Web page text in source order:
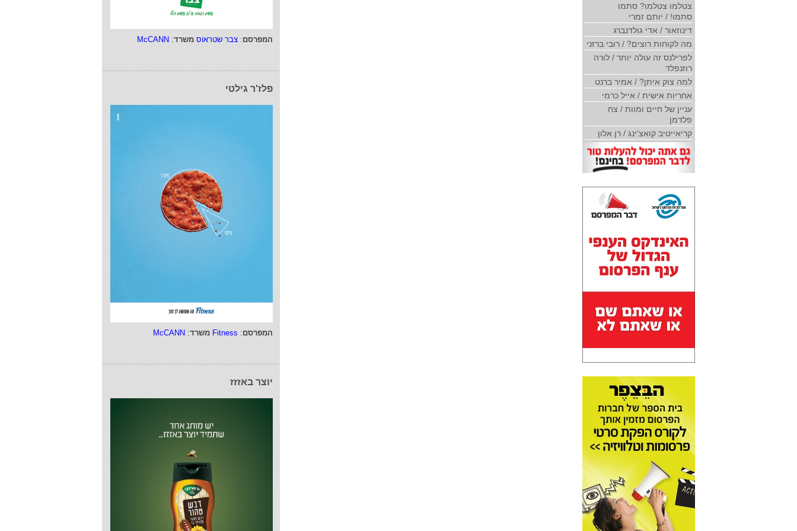
המפרסם: צבר שטראוס משרד:
McCANN
פלז'ר גילטי
המפרסם:
Fitness משרד:
McCANN
יוצר באזזז
צטלמו צטלמו? סתמו
סתמו! / יותם זמרי
דינוזאור / אדי גולדנברג
מה לקוחות רוצים? / רובי ברזני
לפרילנס זה עולה יותר / לורה
רוזנפלד
למה צוק איתן? / אמיר ברנט
אחריות אישית / אייל כרמי
עניין של חיים ומוות / צח
פלדמן
קריאייטיב קואצ'ינג / רן אלון